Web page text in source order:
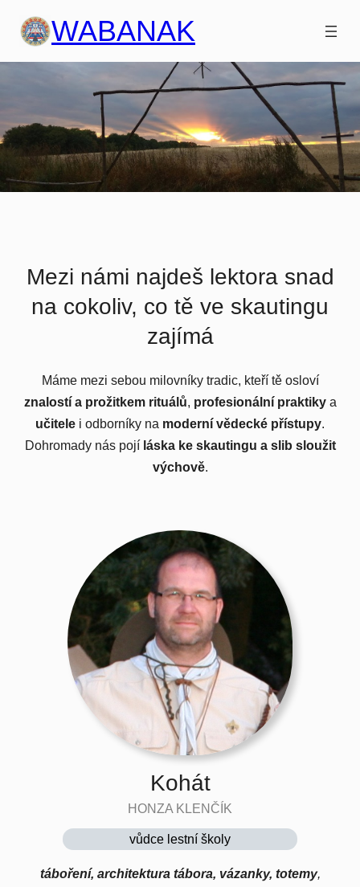
WABANAK
Mezi námi najdeš lektora snad
na cokoliv, co tě ve skautingu
zajímá
Máme mezi sebou milovníky tradic, kteří tě osloví
znalostí a prožitkem rituálů, profesionální praktikya
učitele i odborníky na moderní vědecké přístupy.
Dohromady nás pojí láska ke skautingu a slib sloužit
výchově.
Kohát
HONZA KLENČÍK
vůdce lestní školy
táboření, architektura tábora, vázanky, totemy,